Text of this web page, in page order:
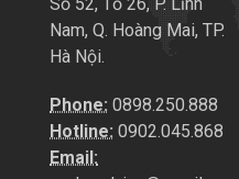
Số 52, Tổ 26, P. Lĩnh
Nam, Q. Hoàng Mai, TP.
Hà Nội.
Phone: 0898.250.888
Hotline: 0902.045.868
Email: